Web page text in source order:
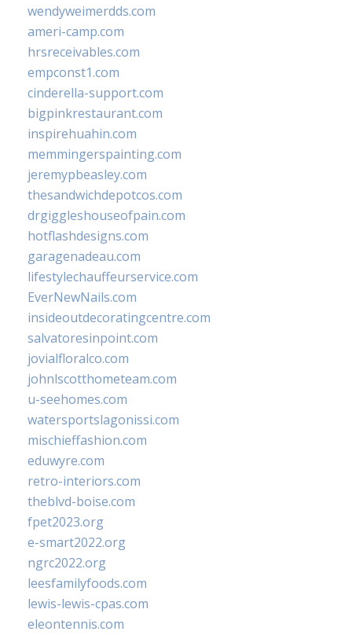
wendyweimerdds.com
ameri-camp.com
hrsreceivables.com
empconst1.com
cinderella-support.com
bigpinkrestaurant.com
inspirehuahin.com
memmingerspainting.com
jeremypbeasley.com
thesandwichdepotcos.com
drgiggleshouseofpain.com
hotflashdesigns.com
garagenadeau.com
lifestylechauffeurservice.com
EverNewNails.com
insideoutdecoratingcentre.com
salvatoresinpoint.com
jovialfloralco.com
johnlscotthometeam.com
u-seehomes.com
watersportslagonissi.com
mischieffashion.com
eduwyre.com
retro-interiors.com
theblvd-boise.com
fpet2023.org
e-smart2022.org
ngrc2022.org
leesfamilyfoods.com
lewis-lewis-cpas.com
eleontennis.com